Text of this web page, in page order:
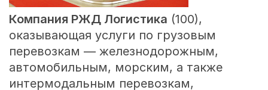
Компания РЖД Логистика (100),
оказывающая услуги по грузовым
перевозкам — железнодорожным,
автомобильным, морским, а также
интермодальным перевозкам,